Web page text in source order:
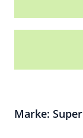
Marke: